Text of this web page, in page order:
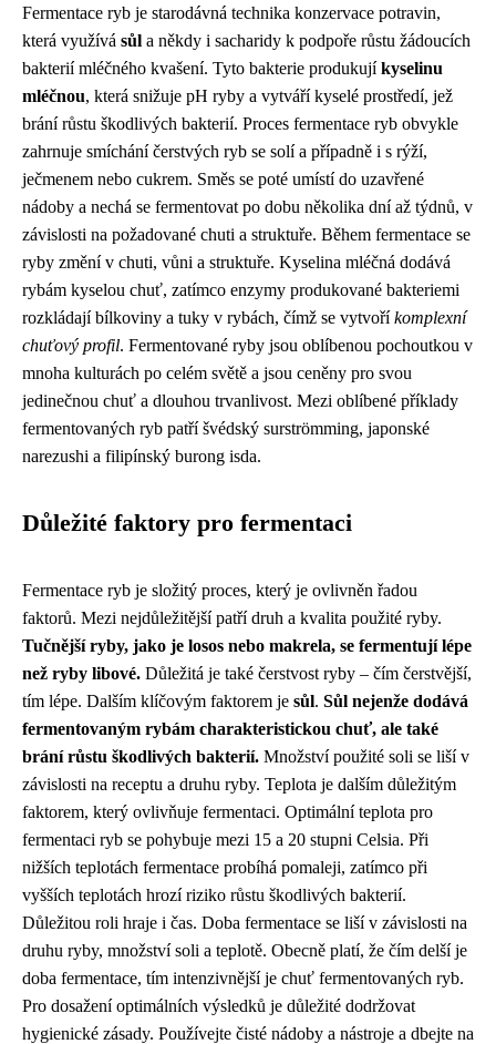
Fermentace ryb je starodávná technika konzervace potravin,
která využívá sůl a někdy i sacharidy k podpoře růstu žádoucích
bakterií mléčného kvašení. Tyto bakterie produkujíkyselinu
mléčnou, která snižuje pH ryby a vytváří kyselé prostředí, jež
brání růstu škodlivých bakterií. Proces fermentace ryb obvykle
zahrnuje smíchání čerstvých ryb se solí a případně i s rýží,
ječmenem nebo cukrem. Směs se poté umístí do uzavřené
nádoby a nechá se fermentovat po dobu několika dní až týdnů, v
závislosti na požadované chuti a struktuře. Během fermentace se
ryby změní v chuti, vůni a struktuře. Kyselina mléčná dodává
rybám kyselou chuť, zatímco enzymy produkované bakteriemi
rozkládají bílkoviny a tuky v rybách, čímž se vytvoříkomplexní
chuťový profil. Fermentované ryby jsou oblíbenou pochoutkou v
mnoha kulturách po celém světě a jsou ceněny pro svou
jedinečnou chuť a dlouhou trvanlivost. Mezi oblíbené příklady
fermentovaných ryb patří švédský surströmming, japonské
narezushi a filipínský burong isda.
Důležité faktory pro fermentaci
Fermentace ryb je složitý proces, který je ovlivněn řadou
faktorů. Mezi nejdůležitější patří druh a kvalita použité ryby.
Tučnější ryby, jako je losos nebo makrela, se fermentují lépe
než ryby libové. Důležitá je také čerstvost ryby – čím čerstvější,
tím lépe. Dalším klíčovým faktorem je sůl. Sůl nejenže dodává
fermentovaným rybám charakteristickou chuť, ale také
brání růstu škodlivých bakterií. Množství použité soli se liší v
závislosti na receptu a druhu ryby. Teplota je dalším důležitým
faktorem, který ovlivňuje fermentaci. Optimální teplota pro
fermentaci ryb se pohybuje mezi 15 a 20 stupni Celsia. Při
nižších teplotách fermentace probíhá pomaleji, zatímco při
vyšších teplotách hrozí riziko růstu škodlivých bakterií.
Důležitou roli hraje i čas. Doba fermentace se liší v závislosti na
druhu ryby, množství soli a teplotě. Obecně platí, že čím delší je
doba fermentace, tím intenzivnější je chuť fermentovaných ryb.
Pro dosažení optimálních výsledků je důležité dodržovat
hygienické zásady. Používejte čisté nádoby a nástroje a dbejte na